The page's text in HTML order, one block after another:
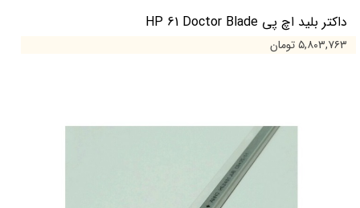
داکتر بلید اچ پی HP 61 Doctor Blade
۵,۸۰۳,۷۶۳ تومان